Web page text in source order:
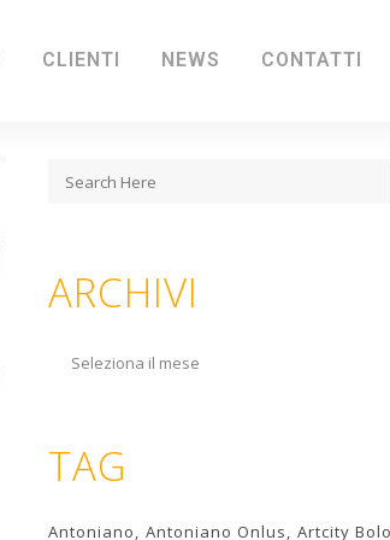
CLIENTI NEWS CONTATTI
ARCHIVI
Archivi
TAG
Antoniano Antoniano Onlus Artcity